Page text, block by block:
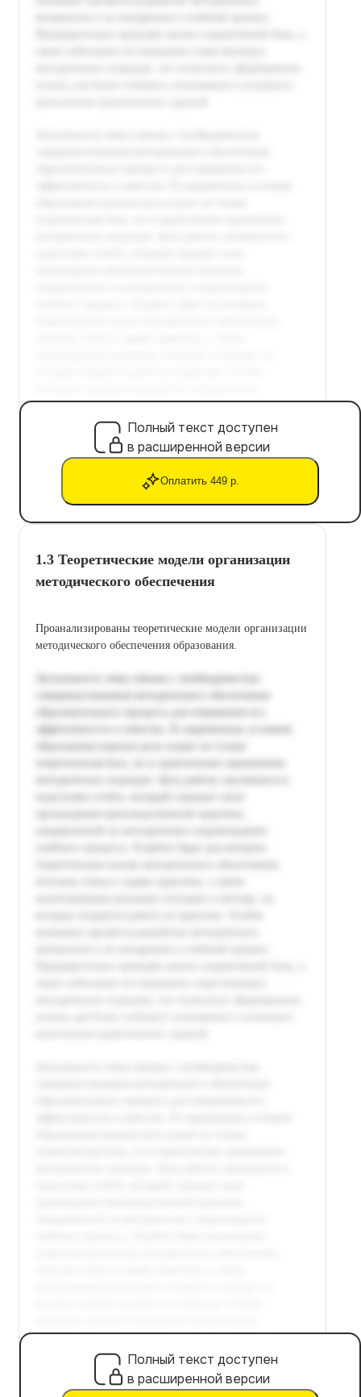
Полный текст доступен
в расширенной версии
Оплатить 449 р.
1.3 Теоретические модели организации
методического обеспечения
Проанализированы теоретические модели организации
методического обеспечения образования.
Полный текст доступен
в расширенной версии